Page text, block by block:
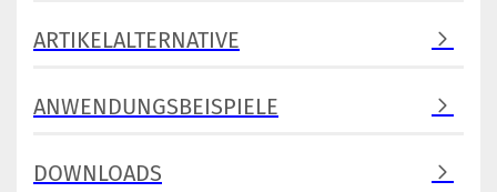
ARTIKELALTERNATIVE
ANWENDUNGSBEISPIELE
DOWNLOADS